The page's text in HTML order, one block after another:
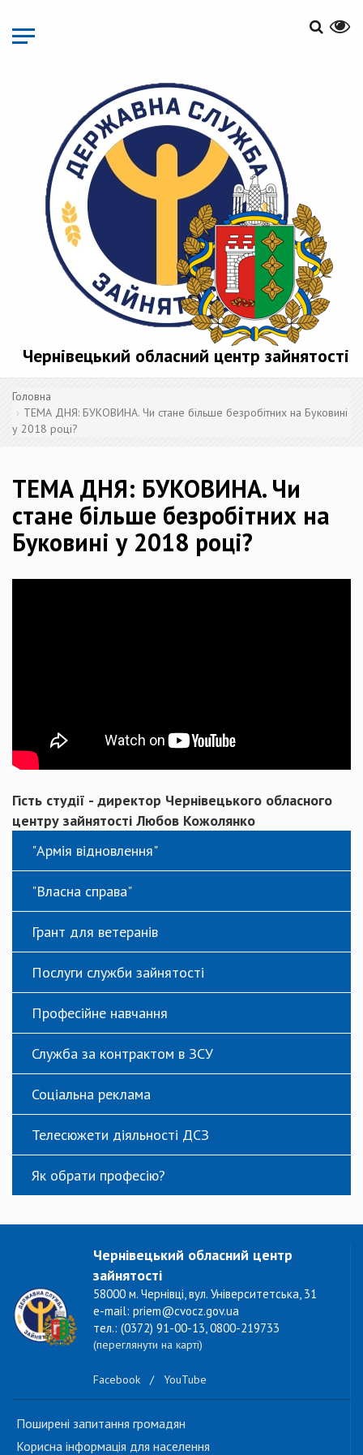
основного
матеріалу
Чернівецький обласний центр зайнятості
Головна
ТЕМА ДНЯ: БУКОВИНА. Чи стане більше безробітних на Буковині
у 2018 році?
ТЕМА ДНЯ: БУКОВИНА. Чи
стане більше безробітних на
Буковині у 2018 році?
Гість студії - директор Чернівецького обласного
центру зайнятості Любов Кожолянко
"Армія відновлення"
"Власна справа"
Грант для ветеранів
Послуги служби зайнятості
Професійне навчання
Служба за контрактом в ЗСУ
Соціальна реклама
Телесюжети діяльності ДСЗ
Як обрати професію?
Чернівецький обласний центр
зайнятості
58000 м. Чернівці, вул. Університетська, 31
e-mail: priem@cvocz.gov.ua
тел.: (0372) 91-00-13, 0800-219733
(переглянути на карті)
Facebook / YouTube
Поширені запитання громадян
Корисна інформація для населення